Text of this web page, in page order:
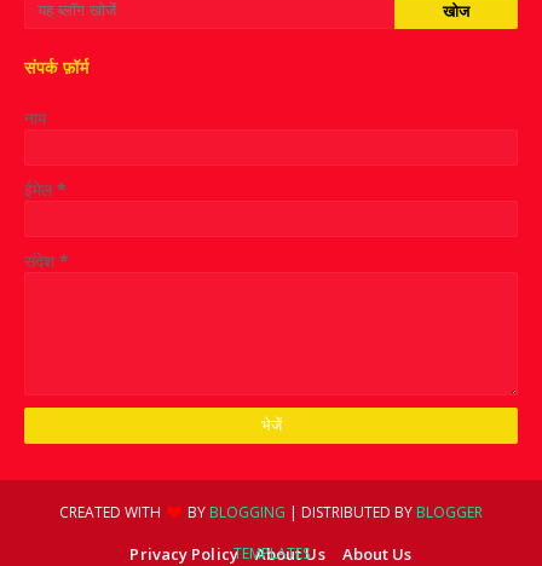
संपर्क फ़ॉर्म
नाम
ईमेल*
संदेश *
CREATED WITH BY BLOGGING | DISTRIBUTED BY BLOGGER
TEMPLATES
Privacy Policy About Us About Us